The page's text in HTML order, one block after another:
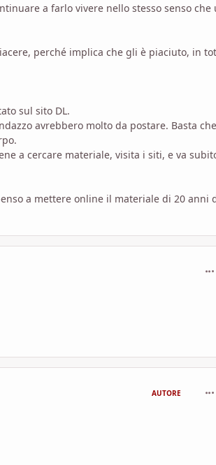
a farlo vivere nello stesso senso che
perché implica che gli è piaciuto, in
sul sito DL.
avrebbero molto da postare. Basta
a cercare materiale, visita i siti, e va
a mettere online il materiale di 20 anni
AUTORE